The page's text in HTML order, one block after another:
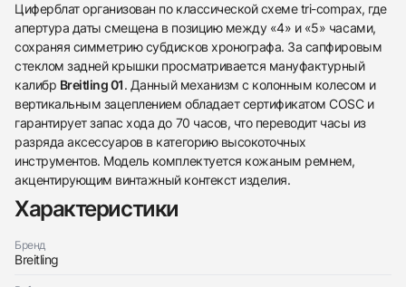
438
285
145
142
205
204
195
150
6
Циферблат организован по классической схеме tri-compax, где
апертура даты смещена в позицию между «4» и «5» часами,
сохраняя симметрию субдисков хронографа. За сапфировым
стеклом задней крышки просматривается мануфактурный
калибр Breitling 01. Данный механизм с колонным колесом и
вертикальным зацеплением обладает сертификатом COSC и
гарантирует запас хода до 70 часов, что переводит часы из
разряда аксессуаров в категорию высокоточных
инструментов. Модель комплектуется кожаным ремнем,
акцентирующим винтажный контекст изделия.
Характеристики
Бренд
Breitling